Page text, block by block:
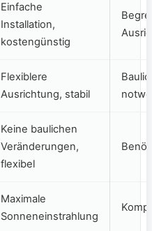
Einfache
Installation,
kostengünstig
Flexiblere
Ausrichtung, stabil
Keine⁣ baulichen
Veränderungen,
‍flexibel
Maximale‌
Sonneneinstrahlung